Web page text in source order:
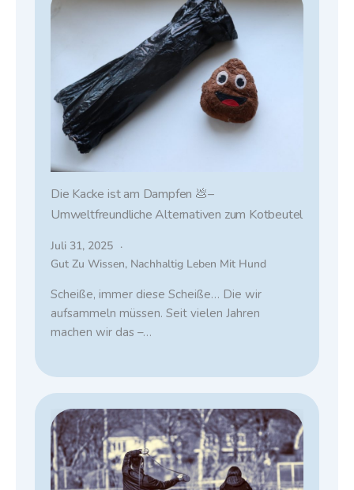
Die Kacke ist am Dampfen 💩–
Umweltfreundliche Alternativen zum Kotbeutel
Juli 31, 2025
Gut Zu Wissen, Nachhaltig Leben Mit Hund
Scheiße, immer diese Scheiße… Die wir
aufsammeln müssen. Seit vielen Jahren
machen wir das –…